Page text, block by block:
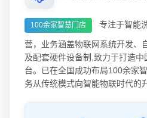
100余家智慧门店 专注于智能
营，业务涵盖物联网系统开发、
及配套硬件设备制,致力于打造
台。已在全国成功布局100余家
务从传统模式向智能物联时代的